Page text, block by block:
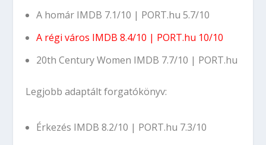
A homár IMDB 7.1/10 | PORT.hu 5.7/10
A régi város IMDB 8.4/10 | PORT.hu 10/10
20th Century Women IMDB 7.7/10 | PORT.hu
Legjobb adaptált forgatókönyv:
Érkezés IMDB 8.2/10 | PORT.hu 7.3/10